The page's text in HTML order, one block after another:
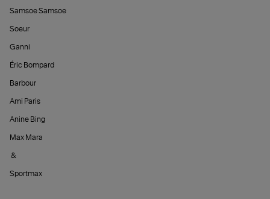
Samsoe Samsoe
Soeur
Ganni
Éric Bompard
Barbour
Ami Paris
Anine Bing
Max Mara
&
Sportmax